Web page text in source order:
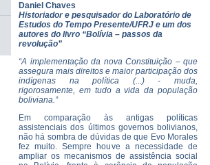
Daniel Chaves
Historiador e pesquisador do Laboratório de
Estudos do Tempo Presente/UFRJ e um dos
autores do livro “Bolívia – passos da
revolução”
“A implementação da nova Constituição – que
assegura mais direitos e maior participação dos
indígenas na política (...) - muda,
rigorosamente, em tudo a vida da população
boliviana.”
Em comparação às antigas políticas
assistenciais dos últimos governos bolivianos,
não há sombra de dúvidas de que Evo Morales
fez muito. Sempre houve a necessidade de
ampliar os mecanismos de assistência social